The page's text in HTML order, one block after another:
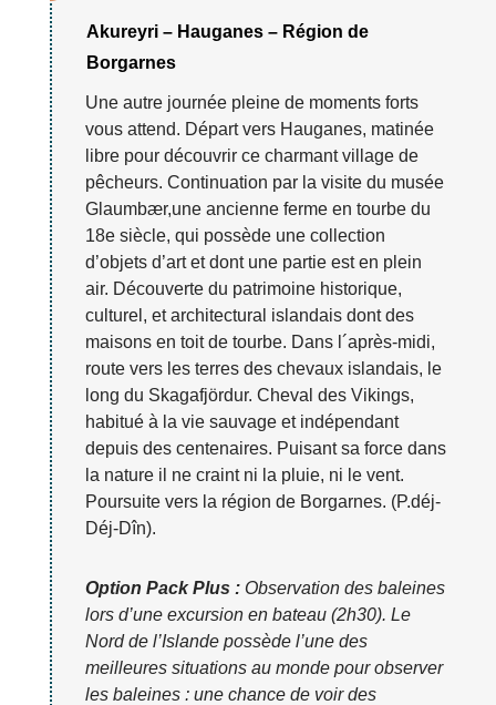
Akureyri – Hauganes – Région de
Borgarnes
Une autre journée pleine de moments forts
vous attend. Départ vers Hauganes, matinée
libre pour découvrir ce charmant village de
pêcheurs. Continuation par la visite du musée
Glaumbær,une ancienne ferme en tourbe du
18e siècle, qui possède une collection
d’objets d’art et dont une partie est en plein
air. Découverte du patrimoine historique,
culturel, et architectural islandais dont des
maisons en toit de tourbe. Dans l´après-midi,
route vers les terres des chevaux islandais, le
long du Skagafjördur. Cheval des Vikings,
habitué à la vie sauvage et indépendant
depuis des centenaires. Puisant sa force dans
la nature il ne craint ni la pluie, ni le vent.
Poursuite vers la région de Borgarnes. (P.déj-
Déj-Dîn).
Option Pack Plus :Observation des baleines
lors d’une excursion en bateau (2h30). Le
Nord de l’Islande possède l’une des
meilleures situations au monde pour observer
les baleines : une chance de voir des